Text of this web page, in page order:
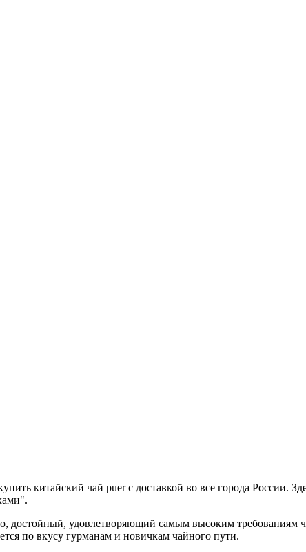
китайский чай puer с доставкой во все города России.
достойный, удовлетворяющий самым высоким требованиям
по вкусу гурманам и новичкам чайного пути.